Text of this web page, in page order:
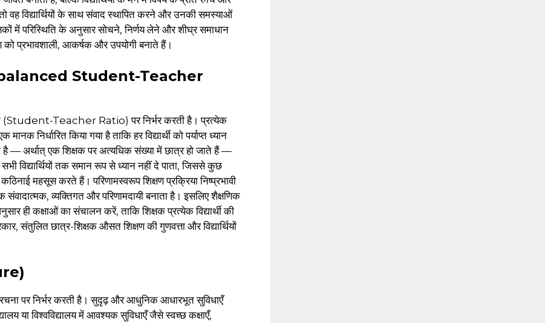
वह विद्यार्थियों के साथ संवाद स्थापित करने और उनकी समस्याओं
में परिस्थिति के अनुसार सोचने, निर्णय लेने और शीघ्र समाधान
को प्रभावशाली, आकर्षक और उपयोगी बनाते हैं।
Student-Teacher
(Student-Teacher Ratio) पर निर्भर करती है। प्रत्येक
निर्धारित किया गया है ताकि हर विद्यार्थी को पर्याप्त ध्यान
— अर्थात् एक शिक्षक पर अत्यधिक संख्या में छात्र हो जाते हैं —
विद्यार्थियों तक समान रूप से ध्यान नहीं दे पाता, जिससे कुछ
महसूस करते हैं। परिणामस्वरूप शिक्षण प्रक्रिया निष्प्रभावी
व्यक्तिगत और परिणामदायी बनाता है। इसलिए शैक्षणिक
ही कक्षाओं का संचालन करें, ताकि शिक्षक प्रत्येक विद्यार्थी की
छात्र-शिक्षक औसत शिक्षण की गुणवत्ता और विद्यार्थियों
पर निर्भर करती है। सुदृढ़ और आधुनिक आधारभूत सुविधाएँ
या विश्वविद्यालय में आवश्यक सुविधाएँ जैसे स्वच्छ कक्षाएँ,